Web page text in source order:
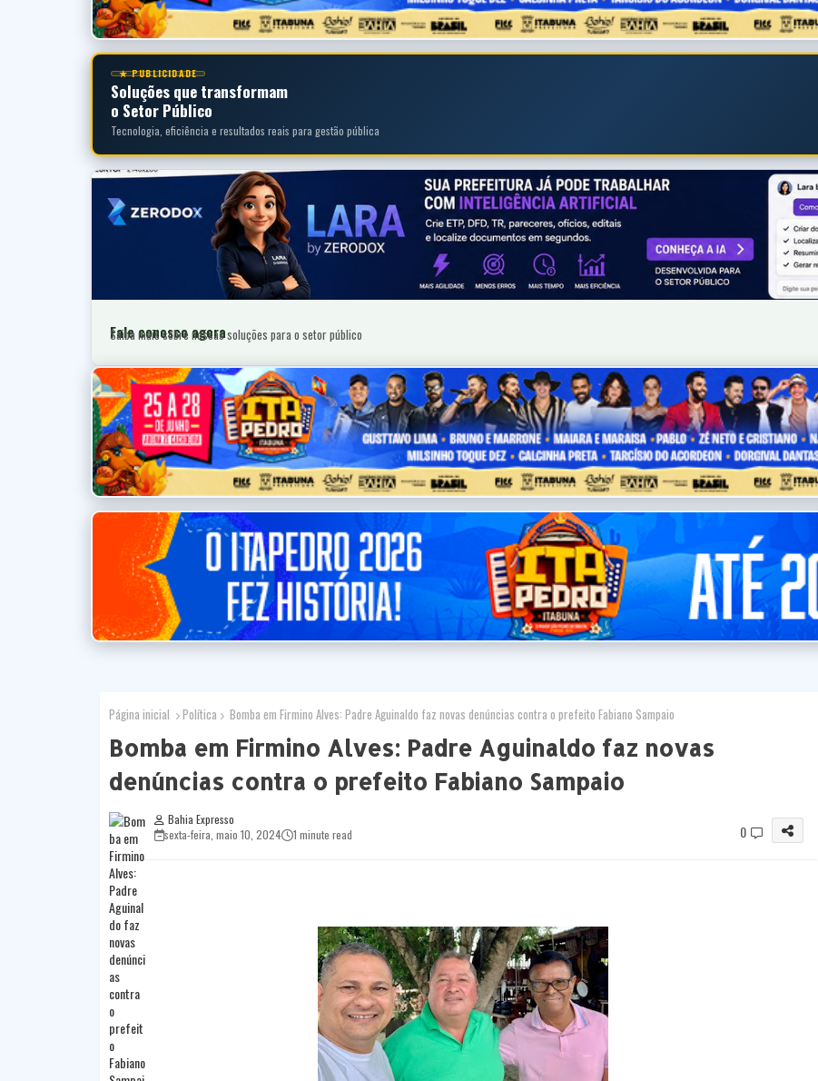
★ PUBLICIDADE
Soluções que transformam
o Setor Público
Tecnologia, eficiência e resultados reais para gestão pública
Fale conosco agora
Saiba mais sobre nossas soluções para o setor público
Página inicial Política Bomba em Firmino Alves: Padre Aguinaldo faz novas denúncias contra o prefeito Fabiano Sampaio
Bomba em Firmino Alves: Padre Aguinaldo faz novas
denúncias contra o prefeito Fabiano Sampaio
Bahia Expresso
sexta-feira, maio 10, 2024
1 minute read 0